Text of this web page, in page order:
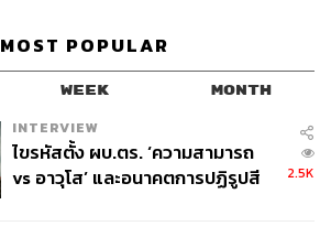
MOST POPULAR
WEEK MONTH
INTERVIEW
ไขรหัสตั้ง ผบ.ตร. ‘ความสามารถ
vs อาวุโส’ และอนาคตการปฏิรูปสี
2.5K